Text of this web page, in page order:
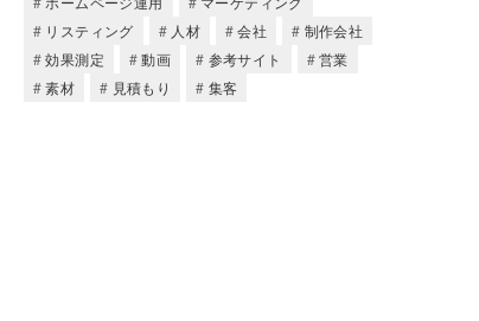
リスティング
人材 会社
制作会社
効果測定
動画 参考サイト
営業
素材
見積もり 集客